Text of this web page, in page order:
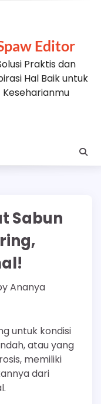
Editor
Praktis dan
Hal Baik untuk
Keseharianmu
Sabun
Ananya
untuk kondisi
atau yang
memiliki
dari